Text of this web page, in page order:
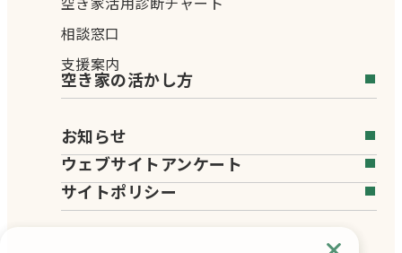
相談窓口
支援案内
空き家の活かし方
お知らせ
ウェブサイトアンケート
サイトポリシー